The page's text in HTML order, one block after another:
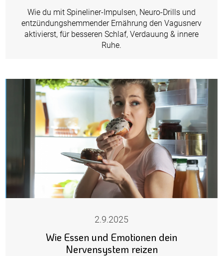
Wie du mit Spineliner-Impulsen, Neuro-Drills und
entzündungshemmender Ernährung den Vagusnerv
aktivierst, für besseren Schlaf, Verdauung & innere
Ruhe.
2.9.2025
Wie Essen und Emotionen dein
Nervensystem reizen